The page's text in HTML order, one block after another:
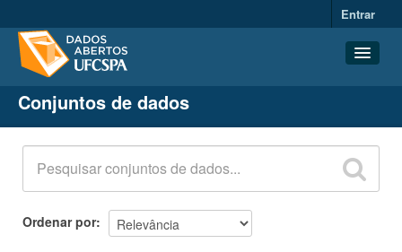
Entrar
Conjuntos de dados
Organizações
Grupos
Sobre
Conjuntos de dados
Ordenar por